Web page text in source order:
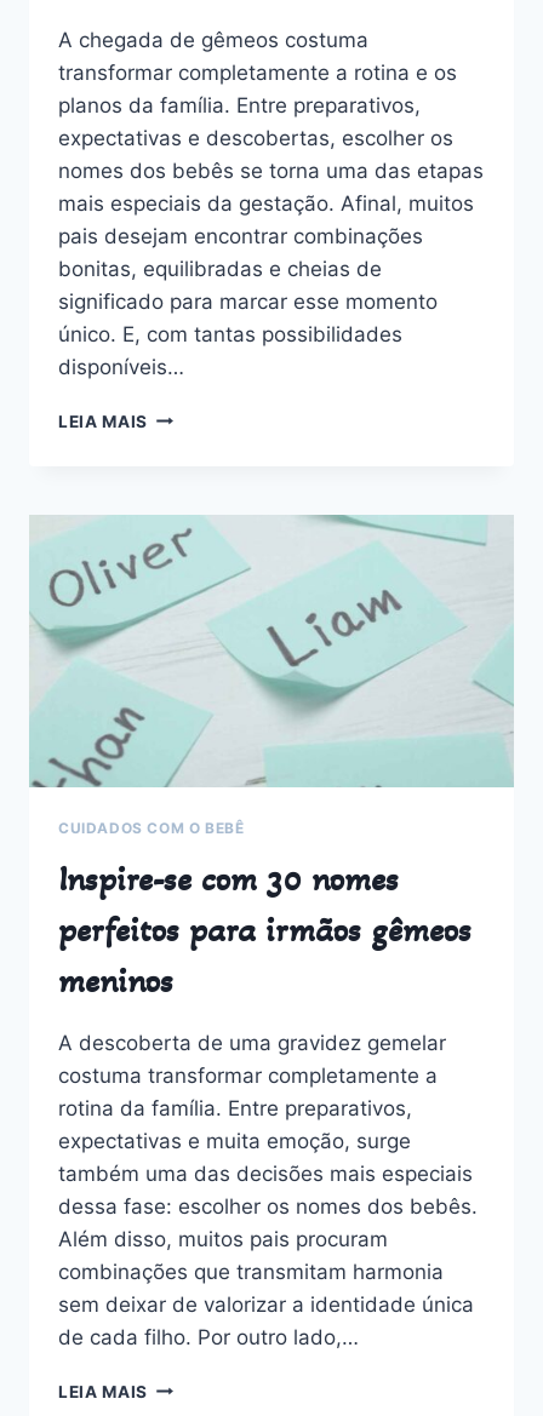
A chegada de gêmeos costuma
transformar completamente a rotina e os
planos da família. Entre preparativos,
expectativas e descobertas, escolher os
nomes dos bebês se torna uma das etapas
mais especiais da gestação. Afinal, muitos
pais desejam encontrar combinações
bonitas, equilibradas e cheias de
significado para marcar esse momento
único. E, com tantas possibilidades
disponíveis…
LEIA MAIS EM
PERFEITOS
PARA
O
CASAL
VEJA
IDEIAS
INCRÍVEIS
CUIDADOS COM O BEBÊ
Inspire-se com 30 nomes
perfeitos para irmãos gêmeos
meninos
A descoberta de uma gravidez gemelar
costuma transformar completamente a
rotina da família. Entre preparativos,
expectativas e muita emoção, surge
também uma das decisões mais especiais
dessa fase: escolher os nomes dos bebês.
Além disso, muitos pais procuram
combinações que transmitam harmonia
sem deixar de valorizar a identidade única
de cada filho. Por outro lado,…
LEIA MAIS INSPIRE-